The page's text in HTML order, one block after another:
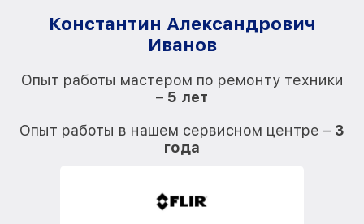
Константин Александрович
Иванов
Опыт работы мастером по ремонту техники
– 5 лет
Опыт работы в нашем сервисном центре – 3
года